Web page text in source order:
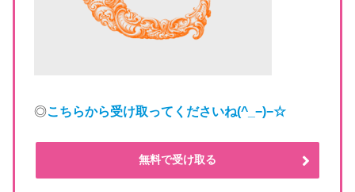
◎こちらから受け取ってくださいね(^_−)−☆
無料で受け取る